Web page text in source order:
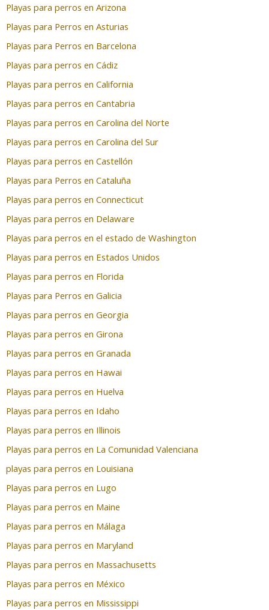
Playas para perros en Arizona
Playas para Perros en Asturias
Playas para Perros en Barcelona
Playas para perros en Cádiz
Playas para perros en California
Playas para perros en Cantabria
Playas para perros en Carolina del Norte
Playas para perros en Carolina del Sur
Playas para perros en Castellón
Playas para Perros en Cataluña
Playas para perros en Connecticut
Playas para perros en Delaware
Playas para perros en el estado de Washington
Playas para perros en Estados Unidos
Playas para perros en Florida
Playas para Perros en Galicia
Playas para perros en Georgia
Playas para perros en Girona
Playas para perros en Granada
Playas para perros en Hawai
Playas para perros en Huelva
Playas para perros en Idaho
Playas para perros en Illinois
Playas para perros en La Comunidad Valenciana
playas para perros en Louisiana
Playas para perros en Lugo
Playas para perros en Maine
Playas para perros en Málaga
Playas para perros en Maryland
Playas para perros en Massachusetts
Playas para perros en México
Playas para perros en Mississippi